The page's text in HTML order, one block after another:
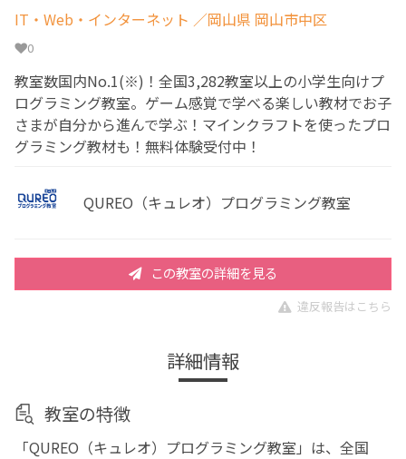
IT・Web・インターネット ／岡山県 岡山市中区
0
教室数国内No.1(※)！全国3,282教室以上の小学生向けプ
ログラミング教室。ゲーム感覚で学べる楽しい教材でお子
さまが自分から進んで学ぶ！マインクラフトを使ったプロ
グラミング教材も！無料体験受付中！
QUREO（キュレオ）プログラミング教室
この教室の詳細を見る
違反報告はこちら
詳細情報
教室の特徴
「QUREO（キュレオ）プログラミング教室」は、全国